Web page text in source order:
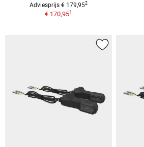
Adviesprijs € 179,952
€ 170,951